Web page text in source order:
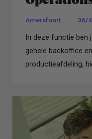
Amersfoort 36/
In deze functie ben
gehele backoffice
productieafdeling,